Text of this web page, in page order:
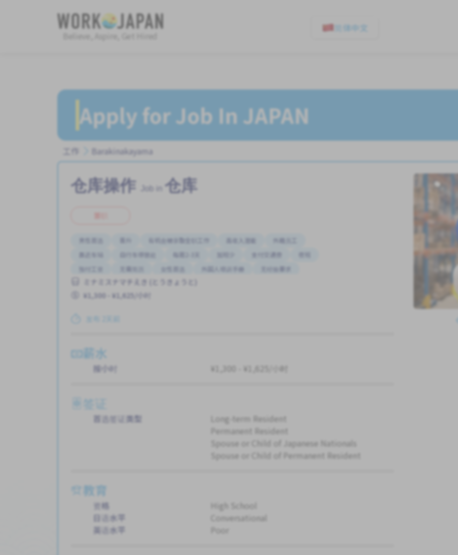
Believe, Aspire, Get Hired
简体中文
Apply for Job In JAPAN
工作 Barakinakayama
仓库操作 仓库
男性首选 有机会被录取全职工作 高收入潜能
外籍员工
靠近车站
自行车停放处 每周2-3天 加班少 支付交通费
预付工资
无需简历 外国人培训手册 无经验要求
ミナミスナマチえき (とうきょうと)
¥1,300 - ¥1,625/小时
发布 2天前
薪水
按小时 ¥1,300 - ¥1,625/小时
签证
首选签证类型
Long-term Resident
Permanent Resident
Spouse or Child of Japanese Nationals
Spouse or Child of Permanent Resident
教育
资格
High School
日语水平
Conversational
英语水平
Poor